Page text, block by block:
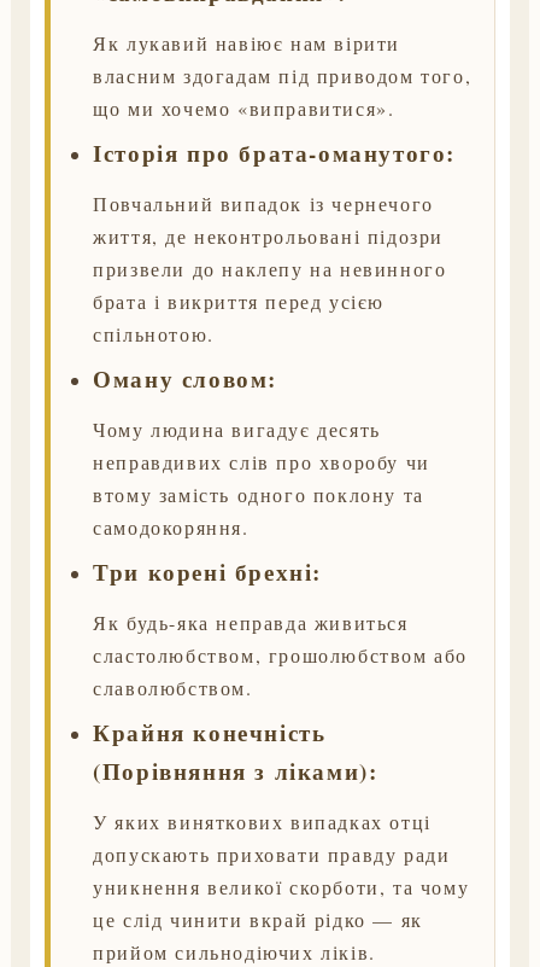
Як лукавий навіює нам вірити
власним здогадам під приводом того,
що ми хочемо «виправитися».
Історія про брата-оманутого:
Повчальний випадок із чернечого
життя, де неконтрольовані підозри
призвели до наклепу на невинного
брата і викриття перед усією
спільнотою.
Оману словом:
Чому людина вигадує десять
неправдивих слів про хворобу чи
втому замість одного поклону та
самодокоряння.
Три корені брехні:
Як будь-яка неправда живиться
сластолюбством, грошолюбством або
славолюбством.
Крайня конечність
(Порівняння з ліками):
У яких виняткових випадках отці
допускають приховати правду ради
уникнення великої скорботи, та чому
це слід чинити вкрай рідко — як
прийом сильнодіючих ліків.